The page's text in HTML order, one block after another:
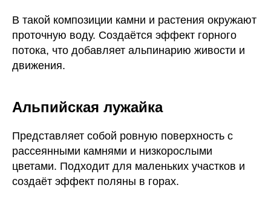
В такой композиции камни и растения окружают
проточную воду. Создаётся эффект горного
потока, что добавляет альпинарию живости и
движения.
Альпийская лужайка
Представляет собой ровную поверхность с
рассеянными камнями и низкорослыми
цветами. Подходит для маленьких участков и
создаёт эффект поляны в горах.